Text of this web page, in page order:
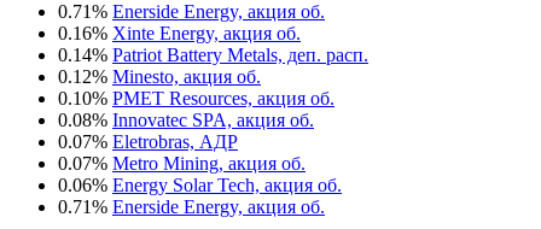
0.71% Enerside Energy, акция об.
0.16% Xinte Energy, акция об.
0.14% Patriot Battery Metals, деп. расп.
0.12% Minesto, акция об.
0.10% PMET Resources, акция об.
0.08% Innovatec SPA, акция об.
0.07% Eletrobras, АДР
0.07% Metro Mining, акция об.
0.06% Energy Solar Tech, акция об.
0.71% Enerside Energy, акция об.